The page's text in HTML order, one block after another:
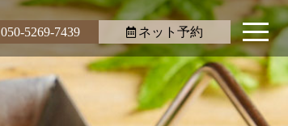
050-5269-7439 ネット予約